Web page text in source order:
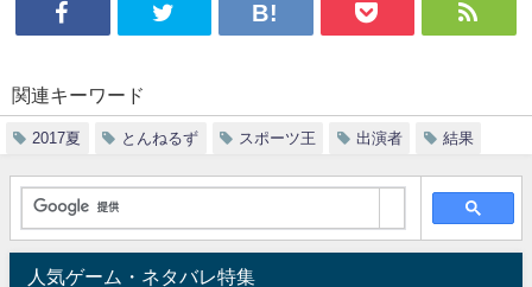
関連キーワード
2017夏 とんねるず スポーツ王 出演者 結果
人気ゲーム・ネタバレ特集